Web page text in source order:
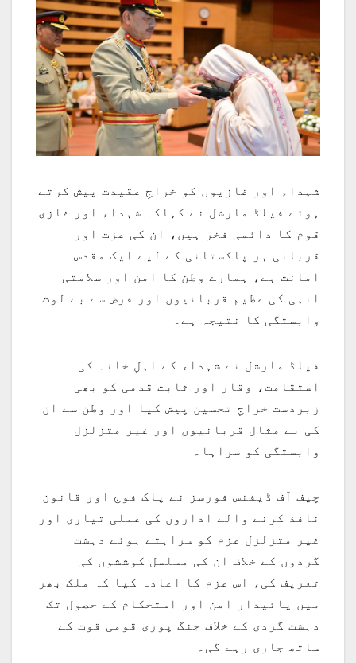
شہداء اور غازیوں کو خراجِ عقیدت پیش کرتے
ہوئے فیلڈ مارشل نے کہاکہ شہداء اور غازی
قوم کا دائمی فخر ہیں، ان کی عزت اور
قربانی ہر پاکستانی کے لیے ایک مقدس
امانت ہے، ہمارے وطن کا امن اور سلامتی
انہی کی عظیم قربانیوں اور فرض سے بے لوث
وابستگی کا نتیجہ ہے۔
فیلڈ مارشل نے شہداء کے اہلِ خانہ کی
استقامت، وقار اور ثابت قدمی کو بھی
زبردست خراجِ تحسین پیش کیا اور وطن سے ان
کی بے مثال قربانیوں اور غیر متزلزل
وابستگی کو سراہا۔
چیف آف ڈیفنس فورسز نے پاک فوج اور قانون
نافذ کرنے والے اداروں کی عملی تیاری اور
غیر متزلزل عزم کو سراہتے ہوئے دہشت
گردوں کے خلاف ان کی مسلسل کوششوں کی
تعریف کی، اس عزم کا اعادہ کیا کہ ملک بھر
میں پائیدار امن اور استحکام کے حصول تک
دہشت گردی کے خلاف جنگ پوری قومی قوت کے
ساتھ جاری رہے گی۔